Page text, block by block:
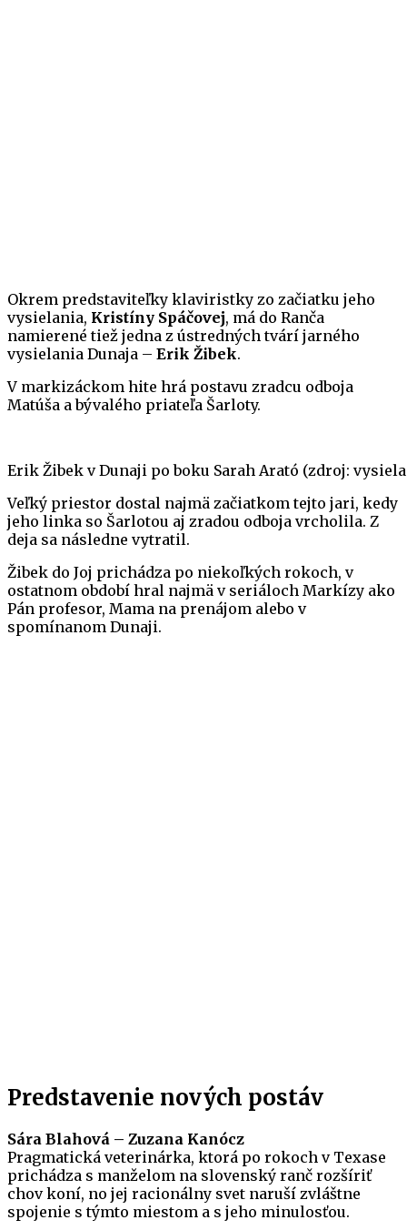
Okrem predstaviteľky klaviristky zo začiatku jeho
vysielania, Kristíny Spáčovej, má do Ranča
namierené tiež jedna z ústredných tvárí jarného
vysielania Dunaja – Erik Žibek.
V markizáckom hite hrá postavu zradcu odboja
Matúša a bývalého priateľa Šarloty.
Erik Žibek v Dunaji po boku Sarah Arató (zdroj:
Veľký priestor dostal najmä začiatkom tejto jari, kedy
jeho linka so Šarlotou aj zradou odboja vrcholila. Z
deja sa následne vytratil.
Žibek do Joj prichádza po niekoľkých rokoch, v
ostatnom období hral najmä v seriáloch Markízy ako
Pán profesor, Mama na prenájom alebo v
spomínanom Dunaji.
Predstavenie nových postáv
Sára Blahová – Zuzana Kanócz
Pragmatická veterinárka, ktorá po rokoch v Texase
prichádza s manželom na slovenský ranč rozšíriť
chov koní, no jej racionálny svet naruší zvláštne
spojenie s týmto miestom a s jeho minulosťou.